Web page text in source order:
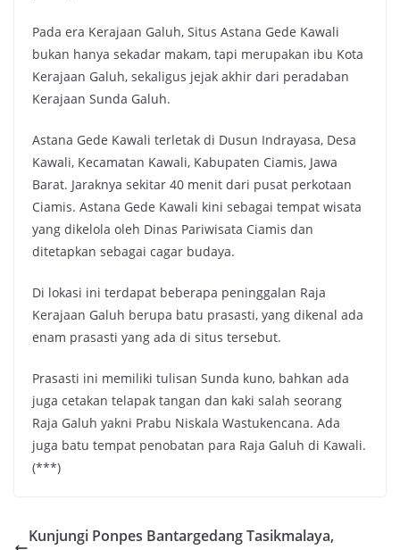
Pada era Kerajaan Galuh, Situs Astana Gede Kawali
bukan hanya sekadar makam, tapi merupakan ibu Kota
Kerajaan Galuh, sekaligus jejak akhir dari peradaban
Kerajaan Sunda Galuh.
Astana Gede Kawali terletak di Dusun Indrayasa, Desa
Kawali, Kecamatan Kawali, Kabupaten Ciamis, Jawa
Barat. Jaraknya sekitar 40 menit dari pusat perkotaan
Ciamis. Astana Gede Kawali kini sebagai tempat wisata
yang dikelola oleh Dinas Pariwisata Ciamis dan
ditetapkan sebagai cagar budaya.
Di lokasi ini terdapat beberapa peninggalan Raja
Kerajaan Galuh berupa batu prasasti, yang dikenal ada
enam prasasti yang ada di situs tersebut.
Prasasti ini memiliki tulisan Sunda kuno, bahkan ada
juga cetakan telapak tangan dan kaki salah seorang
Raja Galuh yakni Prabu Niskala Wastukencana. Ada
juga batu tempat penobatan para Raja Galuh di Kawali.
(***)
Kunjungi Ponpes Bantargedang Tasikmalaya,